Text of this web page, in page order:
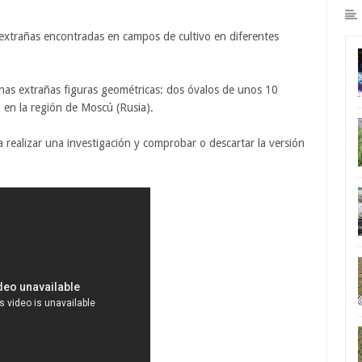
encontradas en campos de cultivo en diferentes
extrañas figuras geométricas: dos óvalos de unos 10
la región de Moscú (Rusia).
una investigación y comprobar o descartar la versión